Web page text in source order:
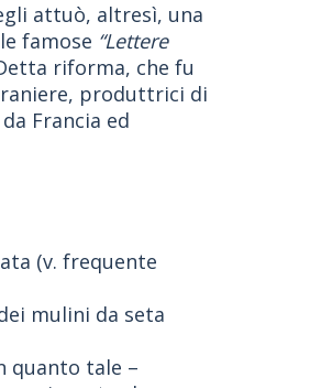
attuò, altresì, una
famose “Lettere
riforma, che fu
produttrici di
Francia ed
(v. frequente
mulini da seta
quanto tale –